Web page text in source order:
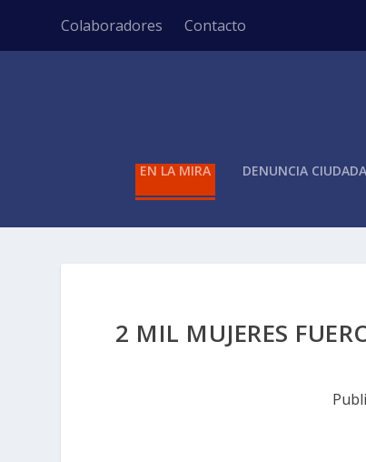
Colaboradores Contacto
EN LA MIRA DENUNCIA
2 MIL MUJERES